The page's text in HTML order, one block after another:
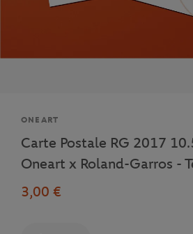
Marque
ONEART
Carte Postale RG 2017
Oneart x Roland-Garros -
3,00 €